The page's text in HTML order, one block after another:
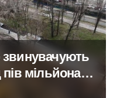
мільйона
зони